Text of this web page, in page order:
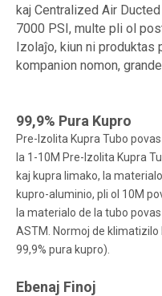
kaj Centralized Air
7000 PSI, multe pli ol
Izolaĵo, kiun ni produktas
kompanion nomon,
99,9% Pura Kupro
Pre-Izolita Kupra Tubo
la 1-10M Pre-Izolita Kupra
kaj kupra limako, la
kupro-aluminio, pli ol 10M
la materialo de la tubo
ASTM. Normoj de
99,9% pura kupro).
Ebenaj Finoj